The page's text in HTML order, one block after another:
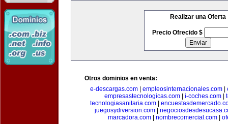
Realizar una Oferta
Precio Ofrecido $
Otros dominios en venta:
e-descargas.com| empleosinternacionales.com|
empresastecnologicas.com
i-coches.com
tecnologiasanitaria.com|
juegosydiversion.com
marcadora.com| nombrecomercial.com|